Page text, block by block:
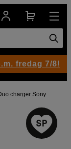
charger Sony
fredag 7/8!